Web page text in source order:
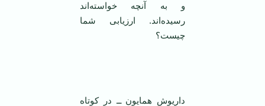
و به آنچه خواسته‌اند
رسیده‌اند. ارزیابی شما
چیست؟
داریوش همایون ــ در کوتاه